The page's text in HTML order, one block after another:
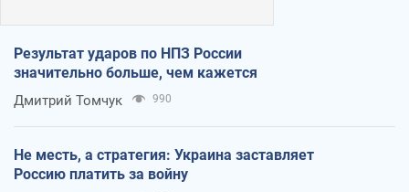
Результат ударов по НПЗ России
значительно больше, чем кажется
Дмитрий Томчук 990
Не месть, а стратегия: Украина заставляет
Россию платить за войну